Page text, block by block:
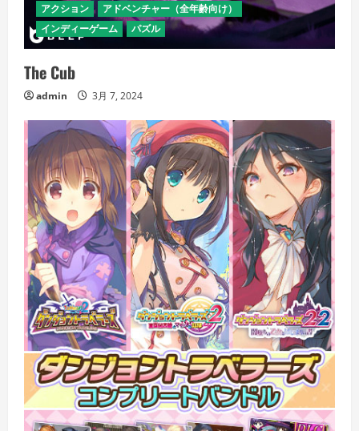
アクション
アドベンチャー（全年齢向け）
インディーゲーム
パズル
The Cub
admin 3月 7, 2024